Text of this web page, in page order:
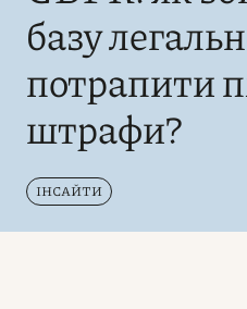
базу
потрапити
штрафи?
ІНСАЙТИ